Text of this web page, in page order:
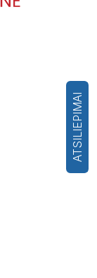
ATSILIEPIMAI